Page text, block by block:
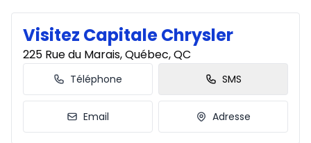
Visitez Capitale Chrysler
225 Rue du Marais, Québec, QC
Téléphone SMS
Email Adresse